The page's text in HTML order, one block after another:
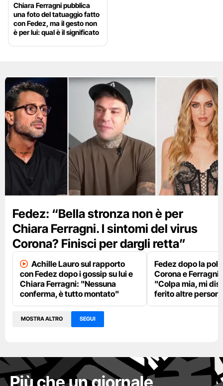
Chiara Ferragni pubblica
una foto del tatuaggio fatto
con Fedez, ma il gesto non
è per lui: qual è il significato
Fedez: “Bella stronza non è per
Chiara Ferragni. I sintomi del virus
Corona? Finisci per dargli retta”
Achille Lauro sul rapporto
con Fedez dopo i gossip su lui e
Chiara Ferragni: "Nessuna
conferma, è tutto montato"
Fedez dopo la
Corona e Ferragni
"Colpa mia, mi
ferito altre
MOSTRA ALTRO SEGUI
Più che un giornale